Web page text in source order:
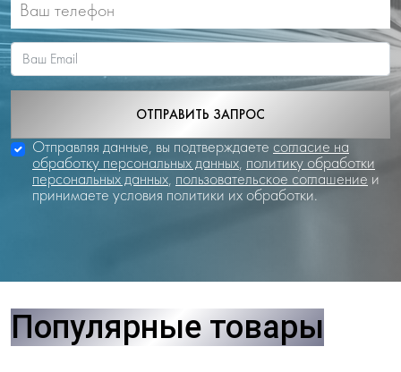
ОТПРАВИТЬ ЗАПРОС
Отправляя данные, вы подтверждаете согласие на
обработку персональных данных, политику обработки
персональных данных, пользовательское соглашение и
принимаете условия политики их обработки.
Популярные товары